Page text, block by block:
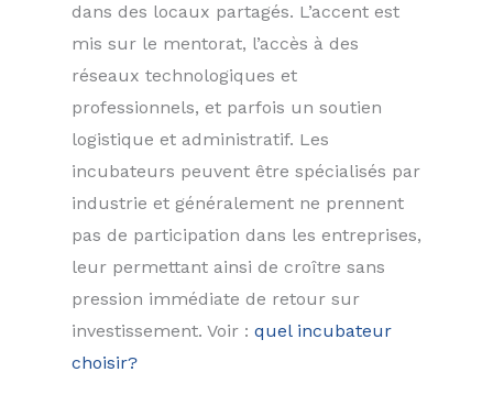
dans des locaux partagés. L’accent est
mis sur le mentorat, l’accès à des
réseaux technologiques et
professionnels, et parfois un soutien
logistique et administratif. Les
incubateurs peuvent être spécialisés par
industrie et généralement ne prennent
pas de participation dans les entreprises,
leur permettant ainsi de croître sans
pression immédiate de retour sur
investissement. Voir : quel incubateur
choisir?